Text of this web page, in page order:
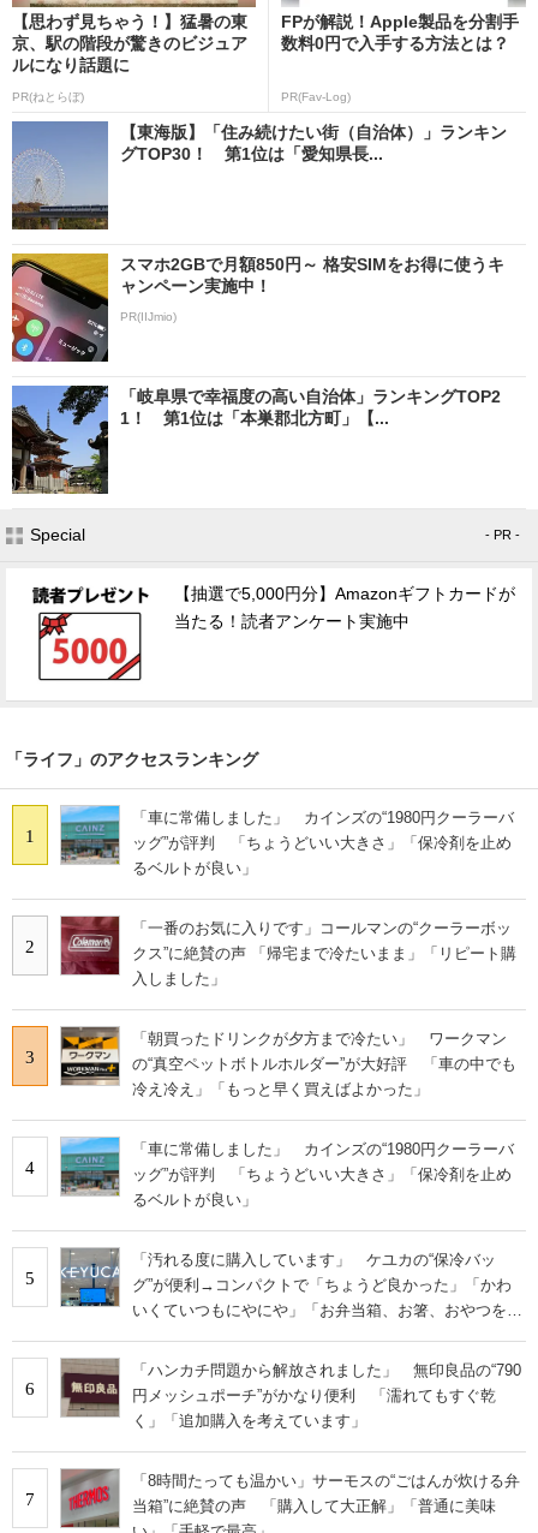
【思わず見ちゃう！】猛暑の東
京、駅の階段が驚きのビジュア
ルになり話題に
PR(ねとらぼ)
FPが解説！Apple製品を分割手
数料0円で入手する方法とは？
PR(Fav-Log)
【東海版】「住み続けたい街（自治体）」ランキン
グTOP30！ 第1位は「愛知県長...
スマホ2GBで月額850円～ 格安SIMをお得に使うキ
ャンペーン実施中！
PR(IIJmio)
「岐阜県で幸福度の高い自治体」ランキングTOP2
1！ 第1位は「本巣郡北方町」【...
Special - PR -
【抽選で5,000円分】Amazonギフトカードが
当たる！読者アンケート実施中
「ライフ」のアクセスランキング
1
「車に常備しました」 カインズの“1980円クーラーバ
ッグ”が評判 「ちょうどいい大きさ」「保冷剤を止め
るベルトが良い」
2
「一番のお気に入りです」コールマンの“クーラーボッ
クス”に絶賛の声 「帰宅まで冷たいまま」「リピート購
入しました」
3
「朝買ったドリンクが夕方まで冷たい」 ワークマン
の“真空ペットボトルホルダー”が大好評 「車の中でも
冷え冷え」「もっと早く買えばよかった」
4
「車に常備しました」 カインズの“1980円クーラーバ
ッグ”が評判 「ちょうどいい大きさ」「保冷剤を止め
るベルトが良い」
5
「汚れる度に購入しています」 ケユカの“保冷バッ
グ”が便利→コンパクトで「ちょうど良かった」「かわ
いくていつもにやにや」「お弁当箱、お箸、おやつを入
6
「ハンカチ問題から解放されました」 無印良品の“790
円メッシュポーチ”がかなり便利 「濡れてもすぐ乾
く」「追加購入を考えています」
7
「8時間たっても温かい」サーモスの“ごはんが炊ける弁
当箱”に絶賛の声 「購入して大正解」「普通に美味